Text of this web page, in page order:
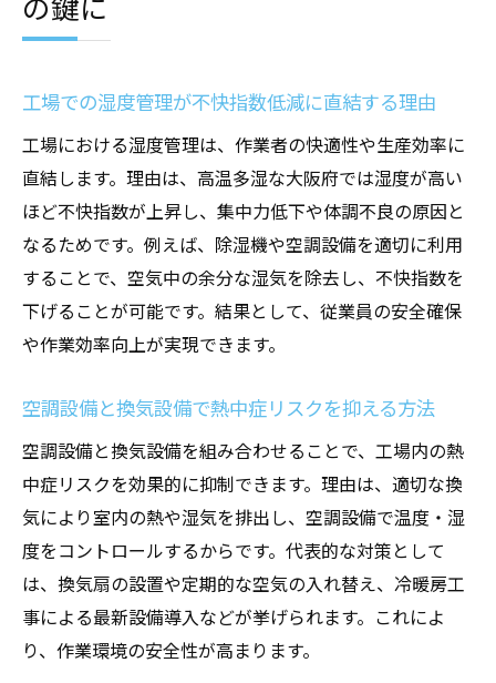
工場での湿度管理が不快指数低減に直結する理由
工場における湿度管理は、作業者の快適性や生産効率に
直結します。理由は、高温多湿な大阪府では湿度が高い
ほど不快指数が上昇し、集中力低下や体調不良の原因と
なるためです。例えば、除湿機や空調設備を適切に利用
することで、空気中の余分な湿気を除去し、不快指数を
下げることが可能です。結果として、従業員の安全確保
や作業効率向上が実現できます。
空調設備と換気設備で熱中症リスクを抑える方法
空調設備と換気設備を組み合わせることで、工場内の熱
中症リスクを効果的に抑制できます。理由は、適切な換
気により室内の熱や湿気を排出し、空調設備で温度・湿
度をコントロールするからです。代表的な対策として
は、換気扇の設置や定期的な空気の入れ替え、冷暖房工
事による最新設備導入などが挙げられます。これによ
り、作業環境の安全性が高まります。